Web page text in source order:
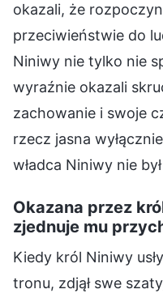
okazali, że
przeciwieństwie do
Niniwy nie tylko nie
wyraźnie okazali
zachowanie i swoje
rzecz jasna
władca Niniwy nie
Okazana przez
zjednuje mu
Kiedy król Niniwy
tronu, zdjął swe